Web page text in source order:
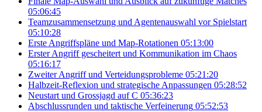
05:06:45
Teamzusammensetzung und Agentenauswahl vor Spielstart
05:10:28
Erste Angriffspläne und Map-Rotationen 05:13:00
Erster Angriff gescheitert und Kommunikation im Chaos
05:16:17
Zweiter Angriff und Verteidungsprobleme 05:21:20
Halbzeit-Reflexion und strategische Anpassungen 05:28:52
Neustart und Grossjagd auf C 05:36:23
Abschlussrunden und taktische Verfeinerung 05:52:53